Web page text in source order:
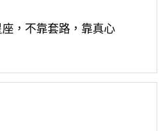
，不靠套路，靠真心